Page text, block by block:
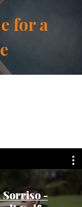
for a
Sorriso -